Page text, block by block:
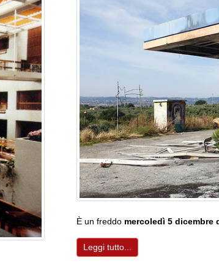
È un freddo mercoledì 5 dicembre
Leggi tutto...